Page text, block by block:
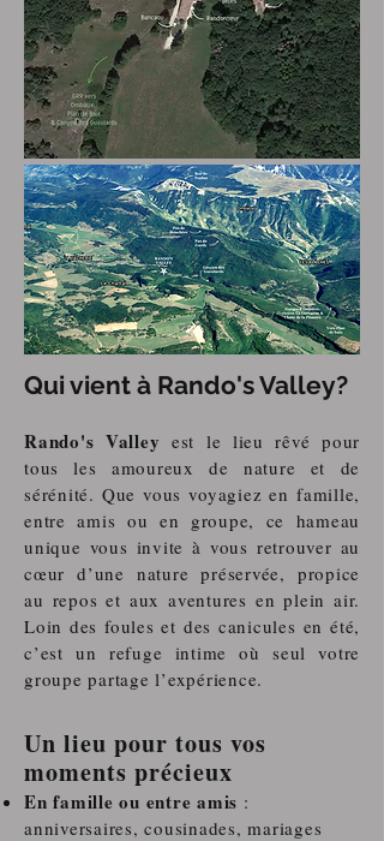
Qui vient à Rando's Valley?
Rando's Valley est le lieu rêvé pour
tous les amoureux de nature et de
sérénité. Que vous voyagiez en famille,
entre amis ou en groupe, ce hameau
unique vous invite à vous retrouver au
cœur d’une nature préservée, propice
au repos et aux aventures en plein air.
Loin des foules et des canicules en été,
c’est un refuge intime où seul votre
groupe partage l’expérience.
Un lieu pour tous vos
moments précieux
En famille ou entre amis :
anniversaires, cousinades, mariages